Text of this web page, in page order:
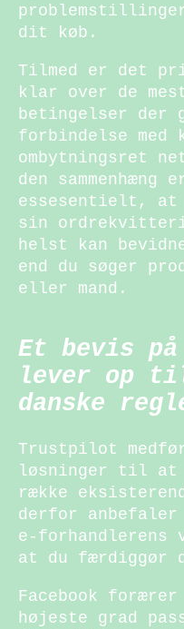
dit køb.
Tilmed er det
klar over de
betingelser der
forbindelse med
ombytningsret
den
essesentielt, at
sin
helst kan
end du søger
eller mand.
Et bevis
lever op til
danske
Trustpilot
løsninger til at
række
derfor anbefaler
e-forhandlerens
at du færdiggør
Facebook
højeste grad